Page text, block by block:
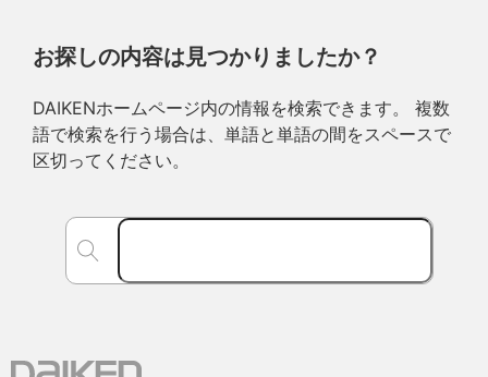
お探しの内容は見つかりましたか？
DAIKENホームページ内の情報を検索できます。 複数
語で検索を行う場合は、単語と単語の間をスペースで
区切ってください。